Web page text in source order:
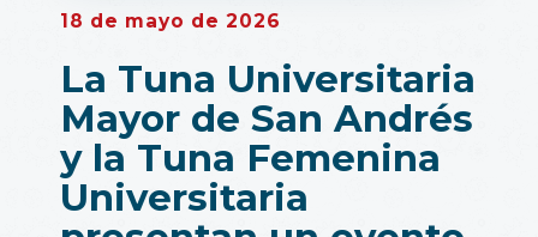
18 de mayo de 2026
La Tuna Universitaria
Mayor de San Andrés
y la Tuna Femenina
Universitaria